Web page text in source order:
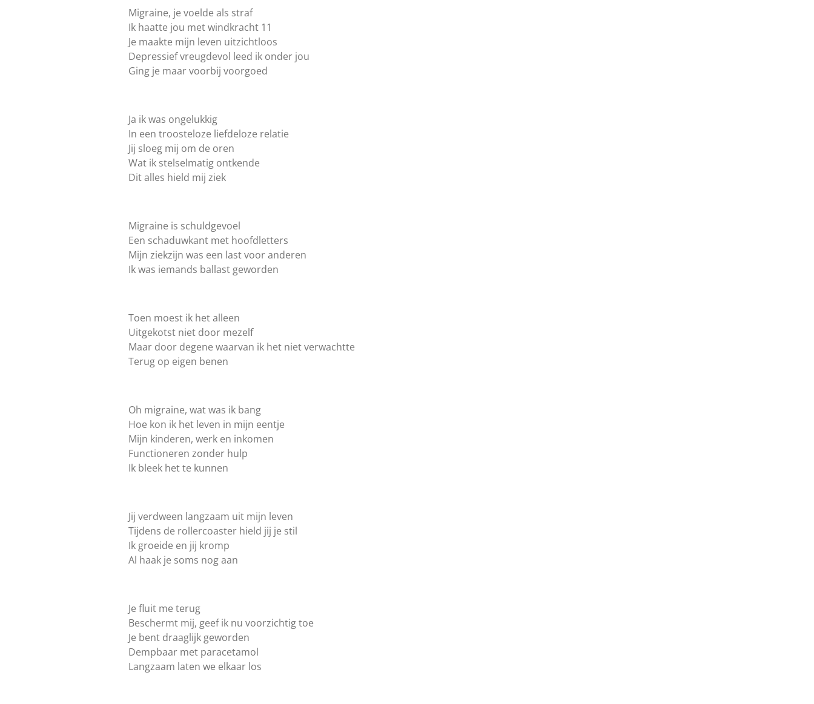
Migraine, je voelde als straf
Ik haatte jou met windkracht 11
Je maakte mijn leven uitzichtloos
Depressief vreugdevol leed ik onder jou
Ging je maar voorbij voorgoed
Ja ik was ongelukkig
In een troosteloze liefdeloze relatie
Jij sloeg mij om de oren
Wat ik stelselmatig ontkende
Dit alles hield mij ziek
Migraine is schuldgevoel
Een schaduwkant met hoofdletters
Mijn ziekzijn was een last voor anderen
Ik was iemands ballast geworden
Toen moest ik het alleen
Uitgekotst niet door mezelf
Maar door degene waarvan ik het niet verwachtte
Terug op eigen benen
Oh migraine, wat was ik bang
Hoe kon ik het leven in mijn eentje
Mijn kinderen, werk en inkomen
Functioneren zonder hulp
Ik bleek het te kunnen
Jij verdween langzaam uit mijn leven
Tijdens de rollercoaster hield jij je stil
Ik groeide en jij kromp
Al haak je soms nog aan
Je fluit me terug
Beschermt mij, geef ik nu voorzichtig toe
Je bent draaglijk geworden
Dempbaar met paracetamol
Langzaam laten we elkaar los